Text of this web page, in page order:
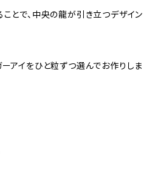
とで、中央の龍が引き立つデザイン
アイをひと粒ずつ選んでお作りしま